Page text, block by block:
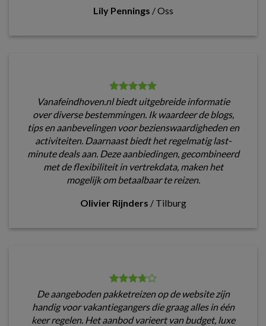
Lily Pennings /Oss
Vanafeindhoven.nl biedt uitgebreide informatie
over diverse bestemmingen. Ik waardeer de blogs,
tips en aanbevelingen voor bezienswaardigheden en
activiteiten. Daarnaast biedt het regelmatig last-
minute deals aan. Deze aanbiedingen, gecombineerd
met de flexibiliteit in vertrekdata, maken het
mogelijk om betaalbaar te reizen.
Olivier Rijnders / Tilburg
De aangeboden pakketreizen op de website zijn
handig voor vakantiegangers die graag alles in één
keer regelen. Het aanbod varieert van budget, luxe